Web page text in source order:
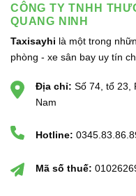
CÔNG TY TNHH
QUANG NINH
Taxisayhi là một trong
phòng - xe sân bay uy tín
Địa chỉ: Số 74, tổ 23,
Nam
Hotline:
Mã số thuế: